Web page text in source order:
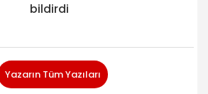
bildirdi
Yazarın Tüm Yazıları